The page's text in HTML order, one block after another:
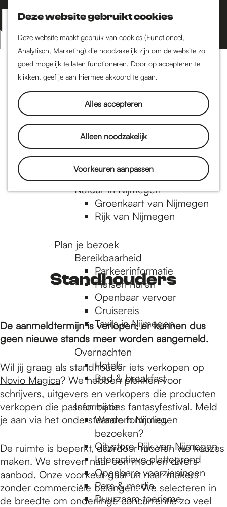
Deze website gebruikt cookies
Deze website maakt gebruik van cookies (Functioneel,
Analytisch, Marketing) die noodzakelijk zijn om de website zo
goed mogelijk te laten functioneren. Door op accepteren te
klikken, geef je aan hiermee akkoord te gaan.
Alles accepteren
Alleen noodzakelijk
Voorkeuren aanpassen
Z
o
e
k
e
K
a
a
r
t
M
e
n
Nijmegen-Nieuw-West
Dukenburg
Lindenholt
Historie
De oudste stad van
Nederland
Historische tijdlijn
Romeinse Limes
Vrede van Nijmegen
Penning
Natuur in Nijmegen
Groenkaart van Nijmegen
Rijk van Nijmegen
Plan je bezoek
Bereikbaarheid
Parkeerinformatie
Fietsen huren
Openbaar vervoer
Cruisereis
Taxi's in Nijmegen
Overnachten
Hotels
Bed & breakfast
Informatie
Waarom Nijmegen
bezoeken?
Citystore Rijk van Nijmegen
Interactieve plattegrond
Openbare voorzieningen
Pers & media
Duurzaam toerisme
Standhouders
De aanmeldtermijn is verlopen, er kunnen dus
geen nieuwe stands meer worden aangemeld.
Wil jij graag als standhouder iets verkopen op
Novio Magica? We hebben plekken voor
schrijvers, uitgevers en verkopers die producten
verkopen die passen bij ons fantasyfestival. Meld
je aan via het onderstaande formulier.
De ruimte is beperkt, daardoor moeten we keuzes
maken. We streven naar een mooi en divers
aanbod. Onze voorkeur gaat uit naar makers
zonder commerciële belangen. We selecteren in
de breedte om onderlinge concurrentie zo veel